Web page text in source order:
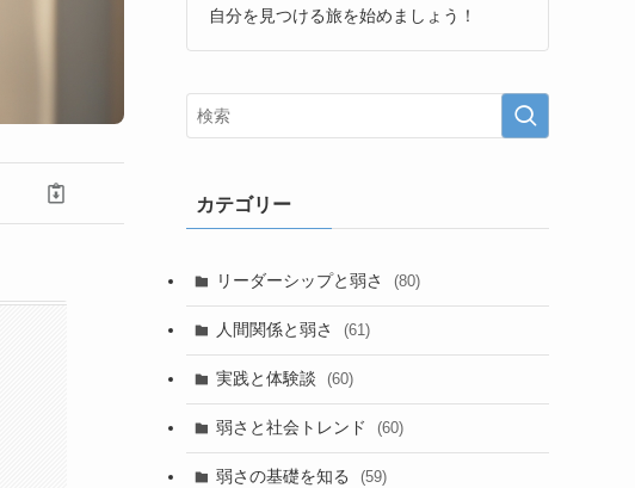
自分を見つける旅を始めましょう！
カテゴリー
リーダーシップと弱さ (80)
人間関係と弱さ (61)
実践と体験談 (60)
弱さと社会トレンド (60)
弱さの基礎を知る (59)